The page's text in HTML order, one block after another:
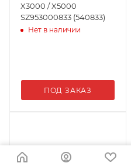
X3000 / X5000
SZ953000833 (540833)
Нет в наличии
ПОД ЗАКАЗ